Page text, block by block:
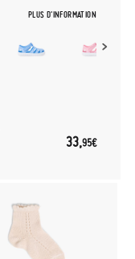
PLUS D'INFORMATION
33,95€